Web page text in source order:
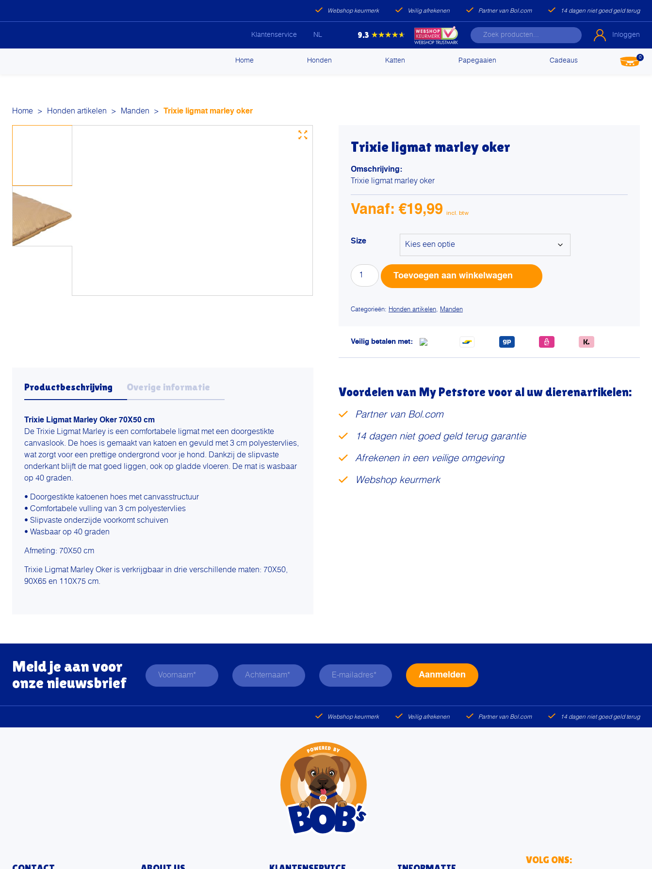
Webshop keurmerk Veilig afrekenen Partner van Bol.com 14 dagen niet goed geld terug
Klantenservice NL 9.3 ★★★★★ Inloggen
Home Honden Katten Papegaaien Cadeaus 0
Home > Honden artikelen > Manden > Trixie ligmat marley oker
Trixie ligmat marley oker
Omschrijving:
Trixie ligmat marley oker
Vanaf: €19,99
Size
Trixie
ligmat
Toevoegen aan winkelwagen
Categorieën: Honden artikelen, Manden
Veilig betalen met:
Productbeschrijving Overige informatie
Trixie Ligmat Marley Oker 70X50 cm
De Trixie Ligmat Marley is een comfortabele ligmat met een doorgestikte
canvaslook. De hoes is gemaakt van katoen en gevuld met 3 cm polyestervlies,
wat zorgt voor een prettige ondergrond voor je hond. Dankzij de slipvaste
onderkant blijft de mat goed liggen, ook op gladde vloeren. De mat is wasbaar
op 40 graden.
• Doorgestikte katoenen hoes met canvasstructuur
• Comfortabele vulling van 3 cm polyestervlies
• Slipvaste onderzijde voorkomt schuiven
• Wasbaar op 40 graden
Afmeting: 70X50 cm
Trixie Ligmat Marley Oker is verkrijgbaar in drie verschillende maten: 70X50,
90X65 en 110X75 cm.
Voordelen van My Petstore voor al uw dierenartikelen:
Partner van Bol.com
14 dagen niet goed geld terug garantie
Afrekenen in een veilige omgeving
Webshop keurmerk
Meld je aan voor
onze nieuwsbrief
Webshop keurmerk Veilig afrekenen Partner van Bol.com 14 dagen niet goed geld terug
VOLG ONS: